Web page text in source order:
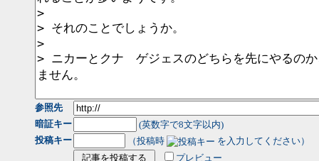
参照先
暗証キー
(英数字で8文字以内)
投稿キー
（投稿時
を入力してください）
プレビュー